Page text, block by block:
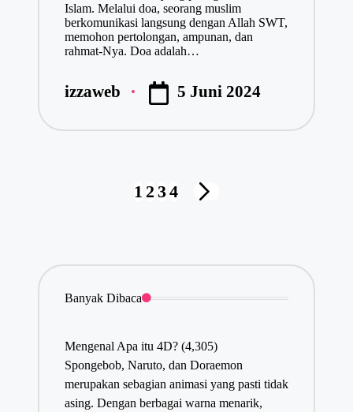
Islam. Melalui doa, seorang muslim
berkomunikasi langsung dengan Allah SWT,
memohon pertolongan, ampunan, dan
rahmat-Nya. Doa adalah…
Posted
izzaweb 5 Juni 2024
1 2 34
Banyak Dibaca
Mengenal Apa itu 4D? (4,305)
Spongebob, Naruto, dan Doraemon
merupakan sebagian animasi yang pasti tidak
asing. Dengan berbagai warna menarik,